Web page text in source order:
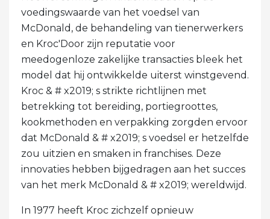
voedingswaarde van het voedsel van
McDonald, de behandeling van tienerwerkers
en Kroc'Door zijn reputatie voor
meedogenloze zakelijke transacties bleek het
model dat hij ontwikkelde uiterst winstgevend.
Kroc & # x2019; s strikte richtlijnen met
betrekking tot bereiding, portiegroottes,
kookmethoden en verpakking zorgden ervoor
dat McDonald & # x2019; s voedsel er hetzelfde
zou uitzien en smaken in franchises. Deze
innovaties hebben bijgedragen aan het succes
van het merk McDonald & # x2019; wereldwijd.
In 1977 heeft Kroc zichzelf opnieuw